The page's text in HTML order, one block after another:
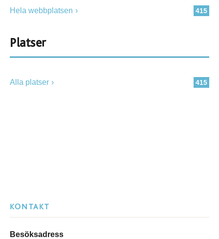
415
Hela webbplatsen
Platser
415
Alla platser
KONTAKT
Besöksadress